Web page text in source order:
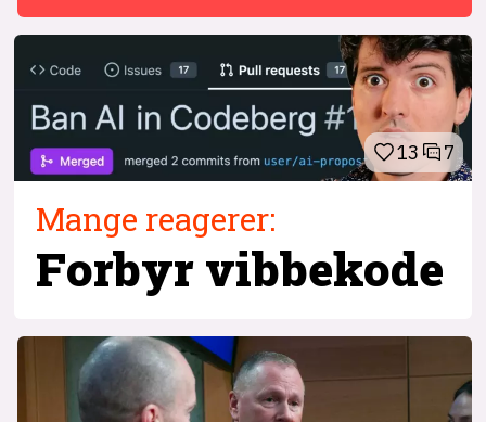
13 7
Mange reagerer:
Forbyrvibbekode